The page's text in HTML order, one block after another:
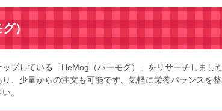
）
プしている「HeMog（ハーモグ）」をリサーチしまし
、少量からの注文も可能です。気軽に栄養バランスを
。